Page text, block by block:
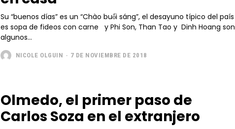
Su “buenos días” es un “Chào buổi sáng”, el desayuno típico del país
es sopa de fideos con carne y Phi Son, Than Tao y Dinh Hoang son
algunos...
NICOLE OLGUIN - 7 DE NOVIEMBRE DE 2018
Olmedo, el primer paso de
Carlos Soza en el extranjero